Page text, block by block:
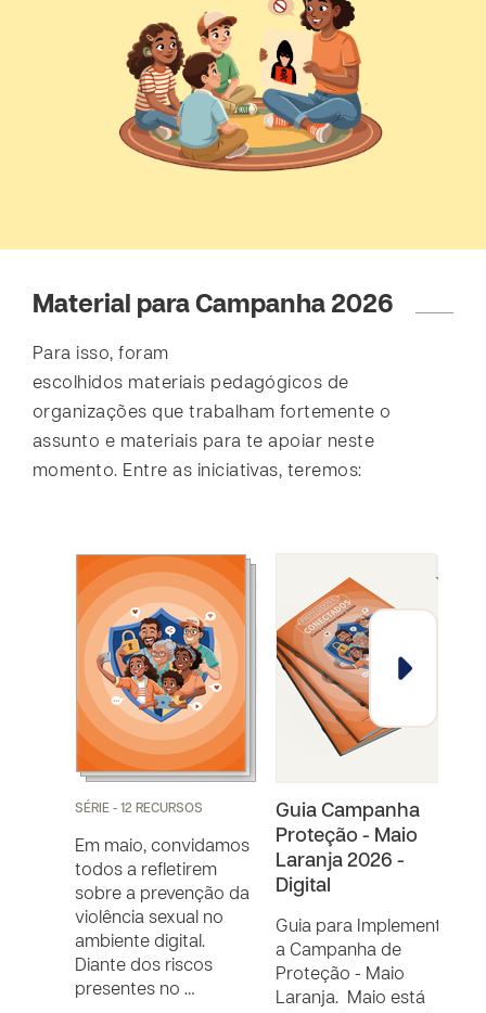
Material para Campanha 2026
Para isso, foram
escolhidos materiais pedagógicos de
organizações que trabalham fortemente o
assunto e materiais para te apoiar neste
momento. Entre as iniciativas, teremos:
SÉRIE - 12 RECURSOS
Em maio, convidamos
todos a refletirem
sobre a prevenção da
violência sexual no
ambiente digital.
Diante dos riscos
presentes no …
Guia Campanha
Proteção - Maio
Laranja 2026 -
Digital
Guia para Implementar
a Campanha de
Proteção - Maio
Laranja. Maio está